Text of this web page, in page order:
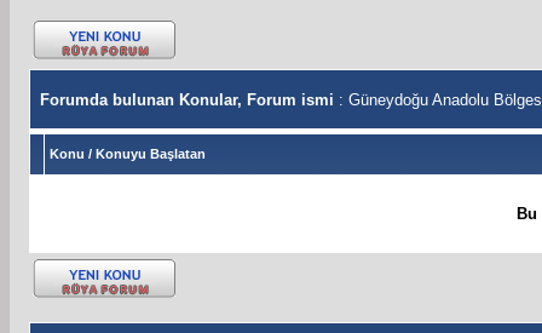
Forumda bulunan Konular, Forum ismi : Güneydoğu Anadolu
Konu / Konuyu Başlatan
Bu